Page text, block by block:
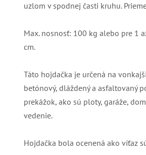
uzlom v spodnej časti kruhu.
Max. nosnosť: 100 kg alebo pre 1
cm.
Táto hojdačka je určená na
betónový, dláždený a asfaltovaný
prekážok, ako sú ploty, garáže,
vedenie.
Hojdačka bola ocenená ako víťaz